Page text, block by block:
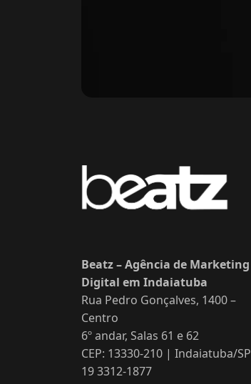
Beatz – Agência de Marketing
Digital em Indaiatuba
Rua Pedro Gonçalves, 1400 –
Centro
6º andar, Salas 61 e 62
CEP: 13330-210 | Indaiatuba/SP
19 3312-1877